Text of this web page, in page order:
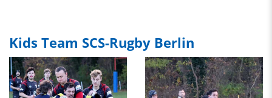
Kids Team SCS-Rugby Berlin